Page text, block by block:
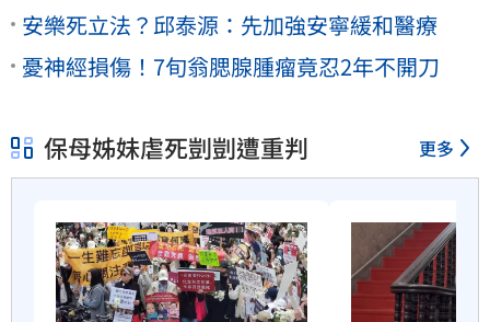
安樂死立法？邱泰源：先加強安寧緩和醫療
憂神經損傷！7旬翁腮腺腫瘤竟忍2年不開刀
保母姊妹虐死剴剴遭重判 更多